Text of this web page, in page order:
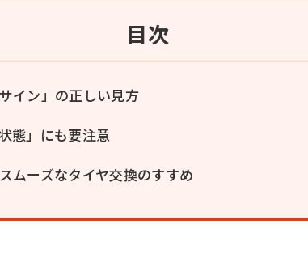
目次
イン」の正しい見方
態」にも要注意
ムーズなタイヤ交換のすすめ